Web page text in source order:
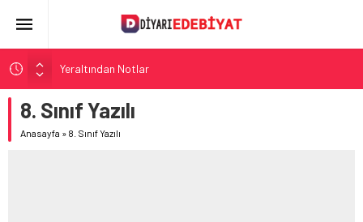
Yeraltından Notlar
Aylak Adam
Zebercet
Demiryolu Hikâyecileri
8. Sınıf Yazılı
Anasayfa » 8. Sınıf Yazılı